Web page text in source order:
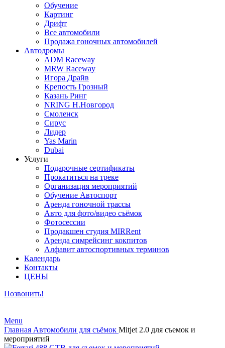
Обучение
Картинг
Дрифт
Все автомобили
Продажа гоночных автомобилей
Автодромы
ADM Raceway
MRW Raceway
Игора Драйв
Крепость Грозный
Казань Ринг
NRING Н.Новгород
Смоленск
Сирус
Лидер
Yas Marin
Dubai
Услуги
Подарочные сертификаты
Прокатиться на треке
Организация мероприятий
Обучение Автоспорт
Аренда гоночной трассы
Авто для фото/видео съёмок
Фотосессии
Продакшен студия MIRRent
Аренда симрейсинг кокпитов
Алфавит автоспортивных терминов
Календарь
Контакты
ЦЕНЫ
Позвонить!
Menu
Главная Автомобили для съёмок Mitjet 2.0 для съемок и
мероприятий